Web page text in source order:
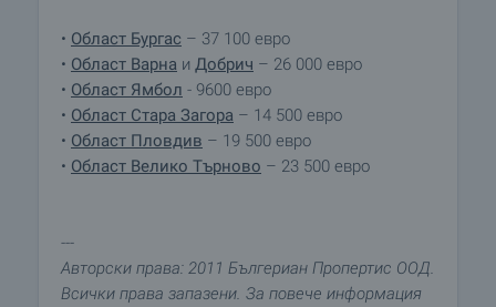
• Област Бургас – 37 100 евро
• Област Варна и Добрич – 26 000 евро
• Област Ямбол - 9600 евро
• Област Стара Загора – 14 500 евро
• Област Пловдив – 19 500 евро
• Област Велико Търново – 23 500 евро
---
Авторски права: 2011 Бългериан Пропертис ООД.
Всички права запазени. За повече информация